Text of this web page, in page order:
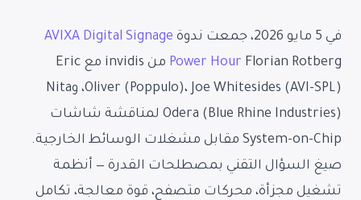
في 5 مايو 2026، جمعت ندوة
AVIXA Digital Signage
Power Hour
Florian Rotberg من invidis مع Eric
Oliver (Poppulo)، Joe Whitesides (AVI-SPL)، وNita
Odera (Blue Rhine Industries) لمناقشة شاشات
System-on-Chip مقابل مشغلات الوسائط الخارجية.
صيغ السؤال التقني بمصطلحات القدرة — أنظمة
تشغيل مجزأة، محركات متصفح، قوة معالجة، تكامل